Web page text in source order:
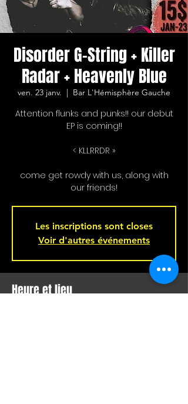
Disorder G-String + Killer
Radar + Heavenly Blue
ven. 23 janv. Bar L'Hémisphère Gauche
Attention flunks and punks!! our debut
EP is coming!!
< KLLRRDR »
come get rowdy with us, along with
our friends!
Les inscriptions sont closes
Voir d'autres événements
Heure et lieu